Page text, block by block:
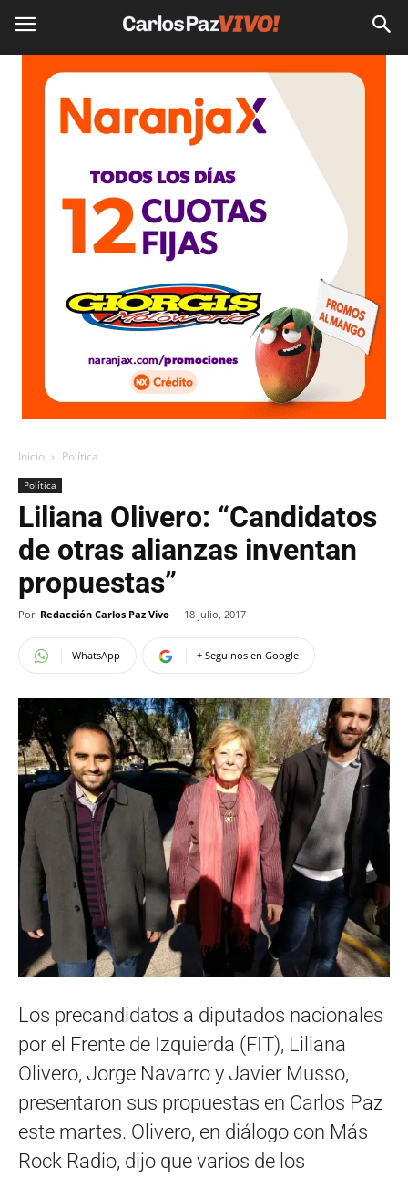
Inicio Política
Política
Liliana Olivero: “Candidatos
de otras alianzas inventan
propuestas”
Por Redacción Carlos Paz Vivo - 18 julio, 2017
WhatsApp + Seguinos en Google
Los precandidatos a diputados nacionales
por el Frente de Izquierda (FIT), Liliana
Olivero, Jorge Navarro y Javier Musso,
presentaron sus propuestas en Carlos Paz
este martes. Olivero, en diálogo con Más
Rock Radio, dijo que varios de los